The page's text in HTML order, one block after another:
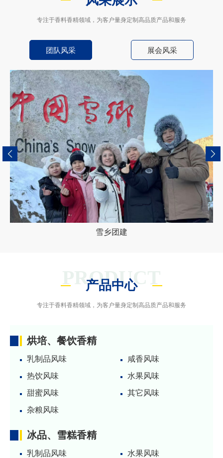
专注于香料香精领域，为客户量身定制高品质产品和服务
团队风采 展会风采
雪乡团建
PRODUCT
产品中心
专注于香料香精领域，为客户量身定制高品质产品和服务
烘培、餐饮香精
乳制品风味
咸香风味
热饮风味
水果风味
甜蜜风味
其它风味
杂粮风味
冰品、雪糕香精
乳制品风味
水果风味